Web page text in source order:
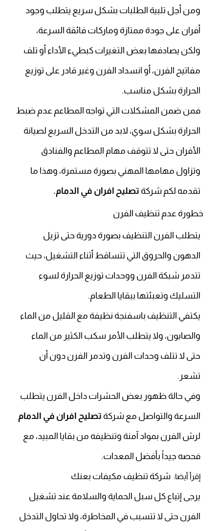
ومن أجل تلبية الطلبات بشكل سريع يتطلب وجود
أفران على جودة ممتازة وماركات فائقة السرعة،
ولكن يصادفها بعض التغيرات كبطيء الأداء أو تلف
مفاتيح الفرن، أو انسداد الفرن وغير قادر على توزيع
الحرارة بشكل مناسب.
فمن ضمن المشكلات التي تواجه المطاعم عدم ضبط
الحرارة بشكل سوي، لابد من التدخل السريع لصيانة
الأفران حتى لا تتوقف مهام المطاعم والفنادق
وتزاول مهامها المهني بصورة مستمرة، وهذا ما
تقدمه لكم شركة تصليح افران في الدمام.
خطورة عدم تنظيف الفرن
يتطلب الفرن التنظيف بصورة دورية حتى تزيل
الدهون والحروق التي تتساقط أثناء التشغيل، حيث
تتدمر شبكة الفرن ووحدات توزيع الحرارة لسوء
التسليك وتعبئتها ببقايا الطعام.
يكتفي التنظيف باسفنجة نظيفة مع القليل من الماء
والصابون، ولا يتطلب الأمر سكب الكثير من الماء
حتى لا تتلف وحدات الفرن وتدمر الفرن دون أن
تشعر.
وفي حالة ظهور بعض الحشرات داخل الفرن يتطلب
السرعة والتواصل مع شركة تصليح افران في الدمام
لرش الفرن بمواد آمنة وتنظيفه من بقايا المبيد، مع
فحصه جيداً بأفضل المعدات.
إقرأ أيضا: شركة تنظيف مكيفات بعنك
يرجى إتباع كل سبل الحماية والسلامة عند تشغيل
الفرن حتى لا تتسبب في المخاطرة، ولا تحاول التدخل